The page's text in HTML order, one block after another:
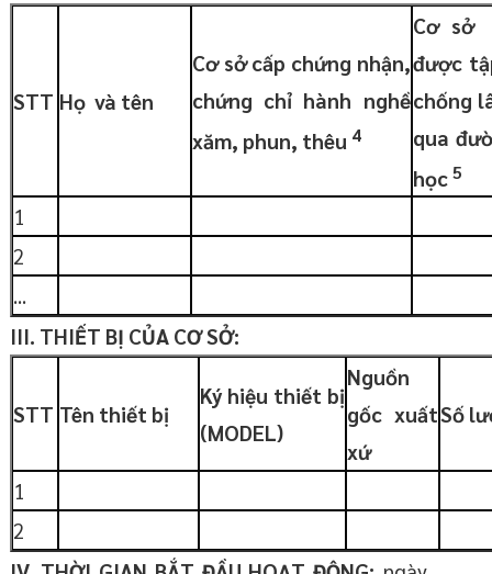
STT Họ và tên
Cơ sở cấp chứng nhận,
chứng chỉ hành nghề
xăm, phun, thêu 4
Cơ sở
được
chống
qua
học5
1
2
...
III. THIẾT BỊ CỦA CƠSỞ:
STT Tên thiết bị
Ký hiệu thiết bị
(MODEL)
Nguồn
gốc xuất
xứ
Số
1
2